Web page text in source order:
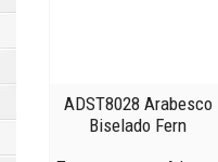
ADST8028 Arabesco
Biselado Fern